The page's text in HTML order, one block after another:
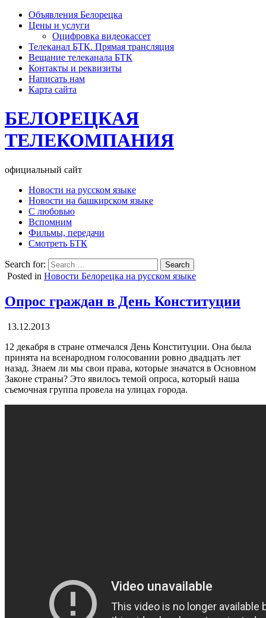
Объявления Белорецка
Цены и услуги
Оцифровка видеокассет
Телеканал БТК. Прямая трансляция
Вещание телеканала БТК
Контакты и реквизиты
Написать нам
Карта сайта
БЕЛОРЕЦКАЯ
ТЕЛЕКОМПАНИЯ
официальный сайт
Новости на русском языке
Новости на башкирском языке
С любовью
Вспомним
Фильмы, передачи
Смотреть БТК
Search for:
Posted in Новости Белорецка на русском языке
Опрос граждан в День Конституции
13.12.2013
12 декабря в стране отмечался День Конституции. Она была
принята на всенародном голосовании ровно двадцать лет
назад. Знаем ли мы свои права, которые значатся в Основном
Законе страны? Это явилось темой опроса, который наша
съемочная группа провела на улицах города.